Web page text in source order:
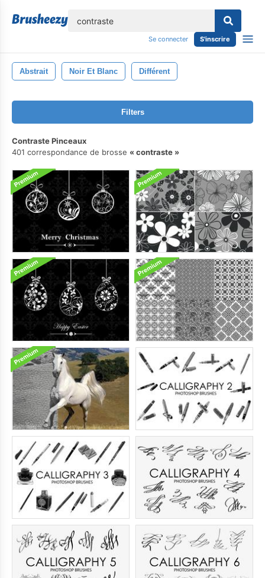
Se connecter S'inscrire
Abstrait Noir Et Blanc Différent
Filters
Contraste Pinceaux
401 correspondance de brosse
contraste